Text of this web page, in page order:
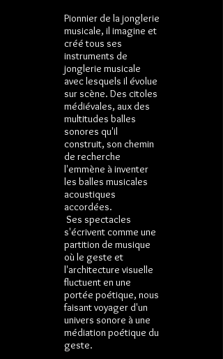
Pionnier de la jonglerie
musicale, il imagine et
créé tous ses
instruments de
jonglerie musicale
avec lesquels il évolue
sur scène. Des citoles
médiévales, aux des
multitudes balles
sonores qu'il
construit, son chemin
de recherche
l'emmène à inventer
les balles musicales
acoustiques
accordées.
Ses spectacles
s'écrivent comme une
partition de musique
où le geste et
l'architecture visuelle
fluctuent en une
portée poétique, nous
faisant voyager d'un
univers sonore à une
médiation poétique du
geste.